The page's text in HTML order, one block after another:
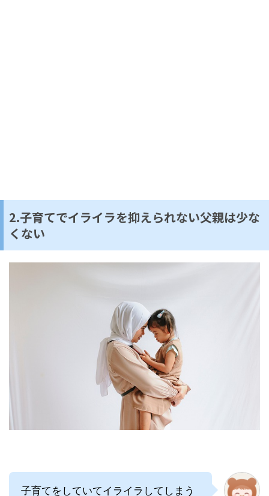
2.子育てでイライラを抑えられない父親は少な
くない
子育てをしていてイライラしてしまう